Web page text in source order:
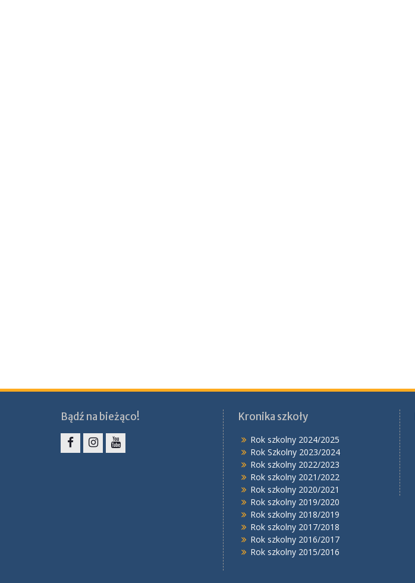
Bądź na bieżąco! Kronika szkoły
Rok szkolny 2024/2025
Rok Szkolny 2023/2024
Rok szkolny 2022/2023
Rok szkolny 2021/2022
Rok szkolny 2020/2021
Rok szkolny 2019/2020
Rok szkolny 2018/2019
Rok szkolny 2017/2018
Rok szkolny 2016/2017
Rok szkolny 2015/2016